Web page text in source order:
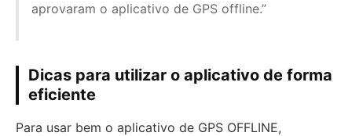
aprovaram o aplicativo de GPS offline.”
Dicas para utilizar o aplicativo de forma
eficiente
Para usar bem o aplicativo de GPS OFFLINE,